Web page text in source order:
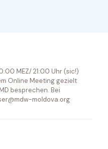
MEZ/ 21:00 Uhr (sic!)
Online Meeting gezielt
besprechen. Bei
moldova.org